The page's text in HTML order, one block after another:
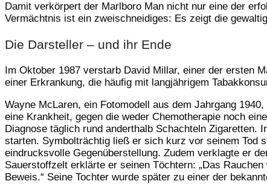
Damit verkörpert der Marlboro Man nicht nur eine der
Vermächtnis ist ein zweischneidiges: Es zeigt die
Die Darsteller – und ihr Ende
Im Oktober 1987 verstarb David Millar, einer der ersten
einer Erkrankung, die häufig mit langjährigem
Wayne McLaren, ein Fotomodell aus dem Jahrgang
eine Krankheit, gegen die weder Chemotherapie noch
Diagnose täglich rund anderthalb Schachteln Zigaretten.
starten. Symbolträchtig ließ er sich kurz vor seinem Tod
eindrucksvolle Gegenüberstellung. Zudem verklagte er
Sauerstoffzelt erklärte er seinen Töchtern: „Das
Beweis.“ Seine Tochter wurde später zu einer der